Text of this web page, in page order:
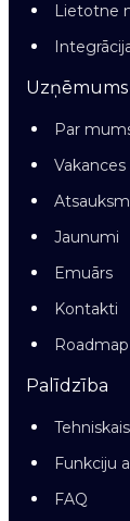
Lietotne
Uzņēmums
Par
Vakances
Jaunumi
Emuārs
Kontakti
Roadmap
Palīdzība
Funkciju
FAQ